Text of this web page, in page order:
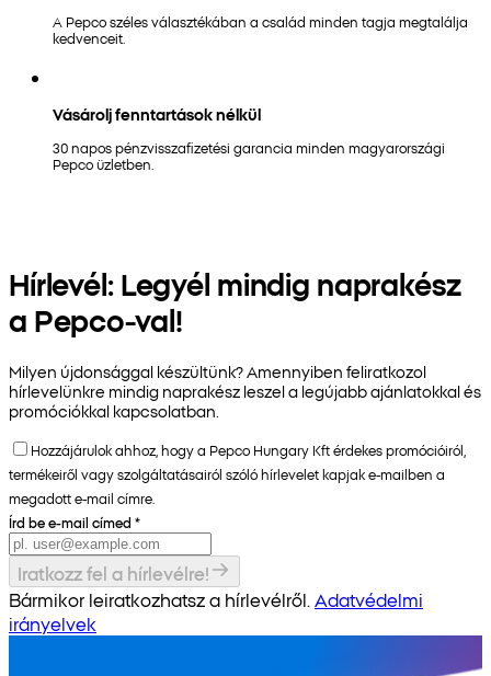
A Pepco széles választékában a család minden tagja megtalálja
kedvenceit.
Vásárolj fenntartások nélkül
30 napos pénzvisszafizetési garancia minden magyarországi
Pepco üzletben.
Hírlevél: Legyél mindig naprakész
a Pepco-val!
Milyen újdonsággal készültünk? Amennyiben feliratkozol
hírlevelünkre mindig naprakész leszel a legújabb ajánlatokkal és
promóciókkal kapcsolatban.
Hozzájárulok ahhoz, hogy a Pepco Hungary Kft érdekes promócióiról,
termékeiről vagy szolgáltatásairól szóló hírlevelet kapjak e-mailben a
megadott e-mail címre.
Írd be e-mail címed *
Iratkozz fel a hírlevélre!
Bármikor leiratkozhatsz a hírlevélről. Adatvédelmi
irányelvek